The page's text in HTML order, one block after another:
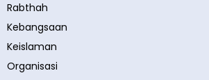
Rabthah
Kebangsaan
Keislaman
Organisasi